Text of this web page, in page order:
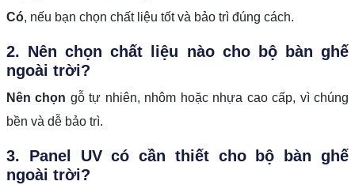
Có, nếu bạn chọn chất liệu tốt và bảo trì đúng cách.
2. Nên chọn chất liệu nào cho bộ bàn ghế
ngoài trời?
Nên chọn gỗ tự nhiên, nhôm hoặc nhựa cao cấp, vì chúng
bền và dễ bảo trì.
3. Panel UV có cần thiết cho bộ bàn ghế
ngoài trời?